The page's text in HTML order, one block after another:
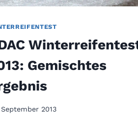
Gemischtes
2013